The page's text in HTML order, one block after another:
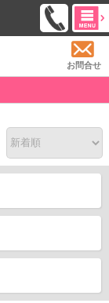
お問合せ